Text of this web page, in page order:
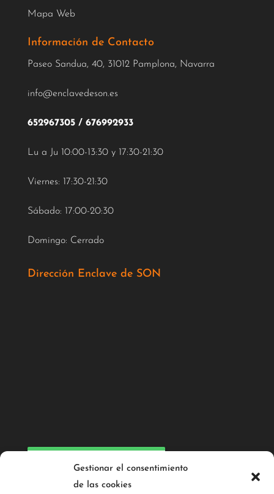
Gestionar el consentimiento
de las cookies
Mapa Web
Información de Contacto
Paseo Sandua, 40, 31012 Pamplona, Navarra
info@enclavedeson.es
652967305/ 676992933
Lu a Ju 10:00-13:30 y 17:30-21:30
Viernes: 17:30-21:30
Sábado: 17:00-20:30
Domingo: Cerrado
Dirección Enclave de SON
Valoración en Google
4.8
Basado en 64 opiniones